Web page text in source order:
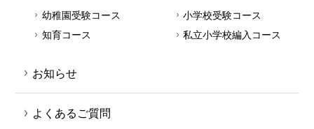
幼稚園受験コース
小学校受験コース
知育コース
私立小学校編入コース
お知らせ
よくあるご質問